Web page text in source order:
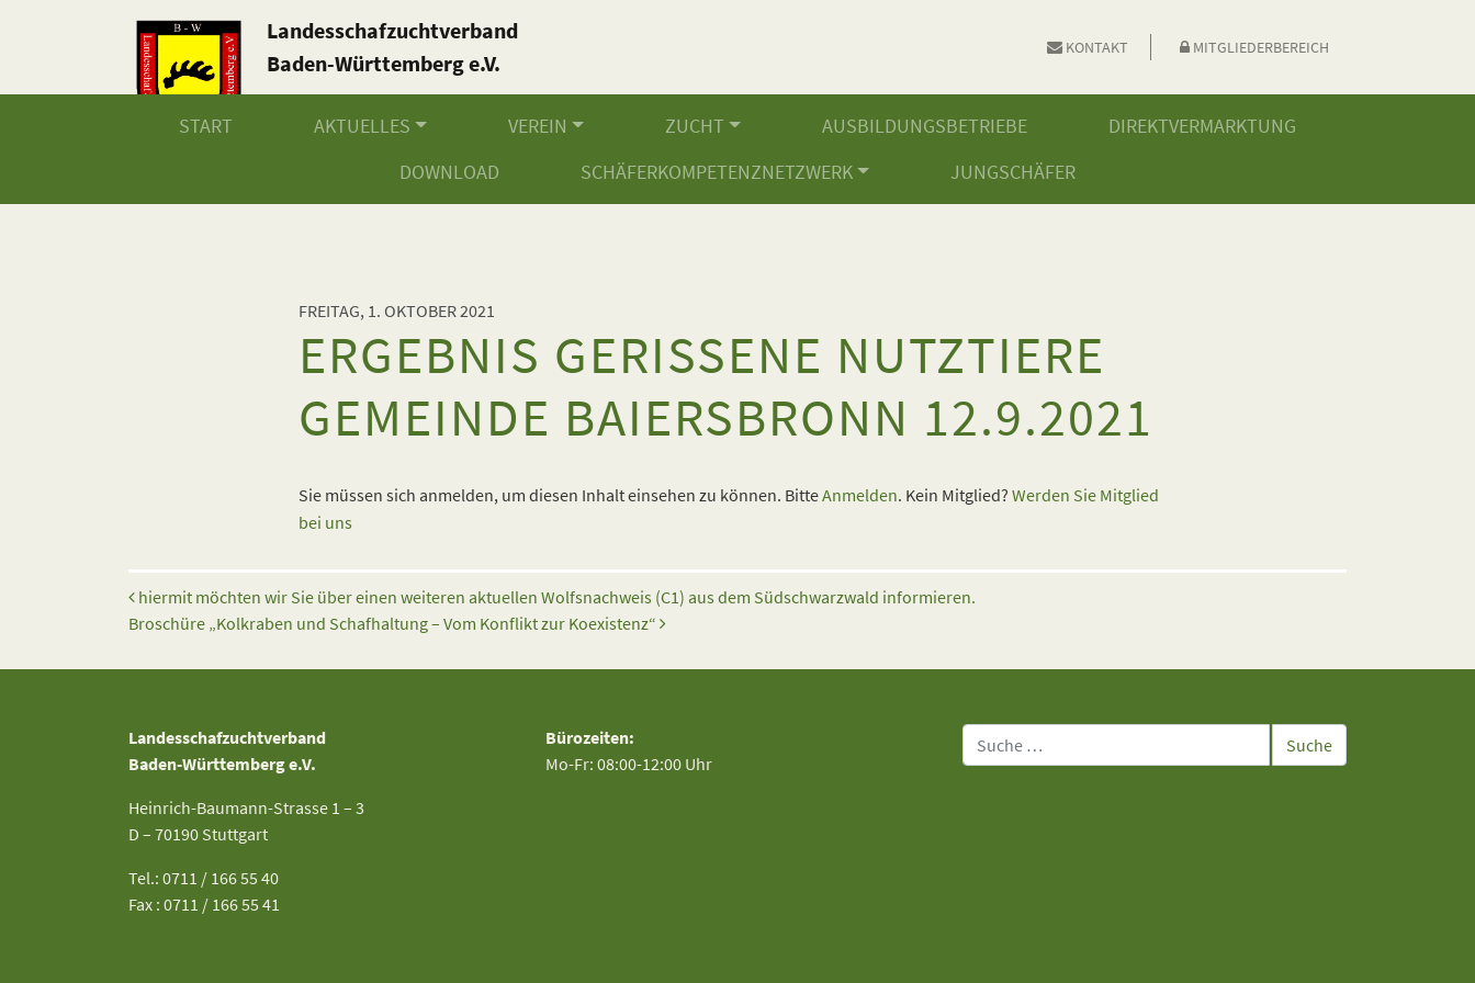
Landesschafzuchtverband
Baden-Württemberg e.V.
KONTAKT MITGLIEDERBEREICH
START AKTUELLES VEREIN ZUCHT AUSBILDUNGSBETRIEBE
DIREKTVERMARKTUNG
DOWNLOAD
SCHÄFERKOMPETENZNETZWERK JUNGSCHÄFER
FREITAG, 1. OKTOBER 2021
ERGEBNIS GERISSENE NUTZTIERE
GEMEINDE BAIERSBRONN 12.9.2021
Sie müssen sich anmelden, um diesen Inhalt einsehen zu können. BitteAnmelden. Kein Mitglied? Werden Sie Mitglied
bei uns
Beitrags-Navigation
hiermit möchten wir Sie über einen weiteren aktuellen Wolfsnachweis (C1) aus dem Südschwarzwald informieren.
Broschüre „Kolkraben und Schafhaltung – Vom Konflikt zur Koexistenz“
Landesschafzuchtverband
Baden-Württemberg e.V.
Heinrich-Baumann-Strasse 1 – 3
D – 70190 Stuttgart
Tel.: 0711 / 166 55 40
Fax : 0711 / 166 55 41
Bürozeiten:
Mo-Fr: 08:00-12:00 Uhr
Suche